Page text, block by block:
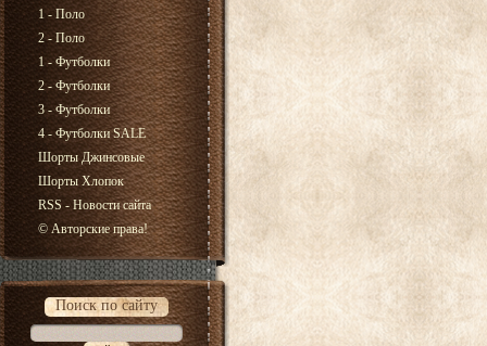
1 - Поло
2 - Поло
1 - Футболки
2 - Футболки
3 - Футболки
4 - Футболки SALE
Шорты Джинсовые
Шорты Хлопок
RSS - Новости сайта
© Авторские права!
Поиск по сайту